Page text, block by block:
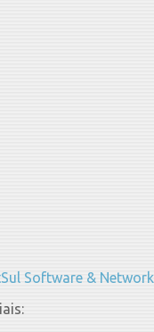
Software & Network